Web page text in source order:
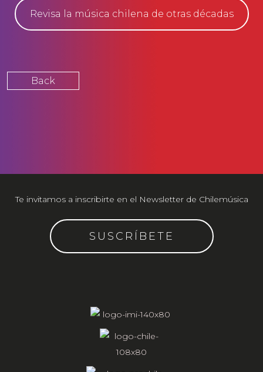
Revisa la música chilena de otras décadas
Back
Te invitamos a inscribirte en el Newsletter de Chilemúsica
SUSCRÍBETE